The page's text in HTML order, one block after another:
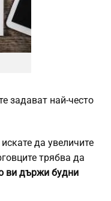
задават най-често
да увеличите
трябва да
ви държи будни